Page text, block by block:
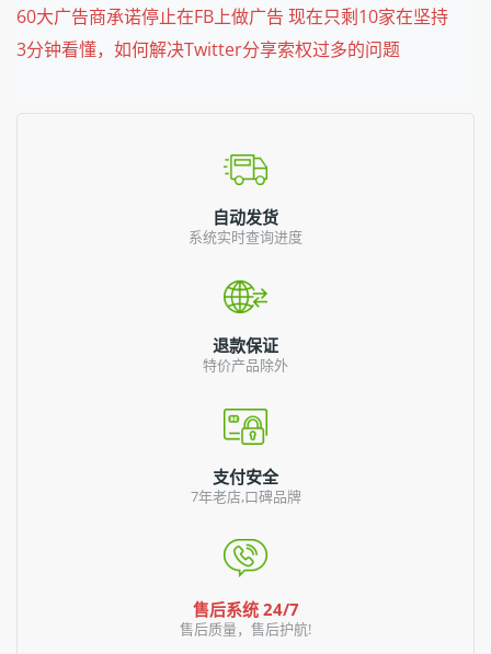
60大广告商承诺停止在FB上做广告 现在只剩10家在坚持
3分钟看懂，如何解决Twitter分享索权过多的问题
自动发货
系统实时查询进度
退款保证
特价产品除外
支付安全
7年老店,口碑品牌
售后系统 24/7
售后质量，售后护航!